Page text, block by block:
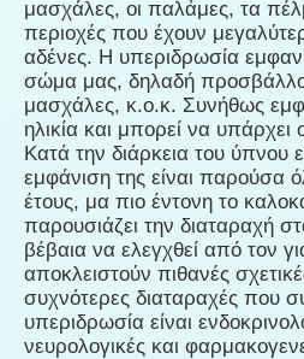
μασχάλες, οι παλάμες, τα
περιοχές που έχουν
αδένες. Η υπεριδρωσία
σώμα μας, δηλαδή
μασχάλες, κ.ο.κ. Συνήθως
ηλικία και μπορεί να υπάρχει
Κατά την διάρκεια του ύπνου
εμφάνιση της είναι παρούσα
έτους, μα πιο έντονη το
παρουσιάζει την διαταραχή
βέβαια να ελεγχθεί από τον
αποκλειστούν πιθανές
συχνότερες διαταραχές που
υπεριδρωσία είναι
νευρολογικές και